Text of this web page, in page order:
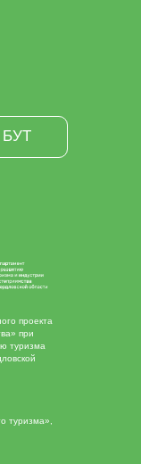
БУТ
проекта
при
туризма
туризма»,